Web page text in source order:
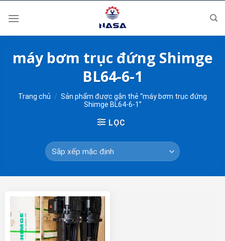
máy bơm trục đứng Shimge
BL64-6-1
Trang chủ / Sản phẩm được gắn thẻ “máy bơm trục đứng
Shimge BL64-6-1”
LỌC